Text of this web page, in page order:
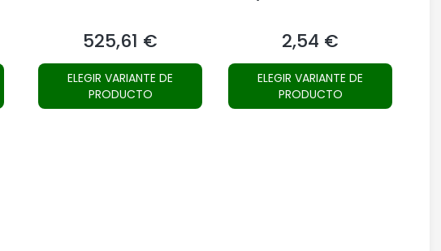
Precio
525,61 €
ELEGIR VARIANTE DE
PRODUCTO
Precio
2,54 €
ELEGIR VARIANTE DE
PRODUCTO